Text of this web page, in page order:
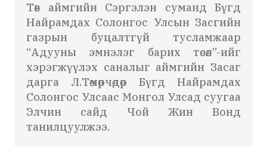
Төв аймгийн Сэргэлэн суманд Бүгд
Найрамдах Солонгос Улсын Засгийн
газрын буцалтгүй тусламжаар
“Адууны эмнэлэг барих төсөл”-ийг
хэрэгжүүлэх саналыг аймгийн Засаг
дарга Л.Төмөрчөдөр
Бүгд Найрамдах
Солонгос Улсаас Монгол Улсад суугаа
Элчин сайд Чой Жин Вонд
танилцуулжээ.